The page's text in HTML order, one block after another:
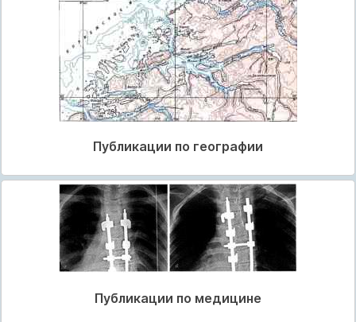
Публикации по географии
Публикации по медицине